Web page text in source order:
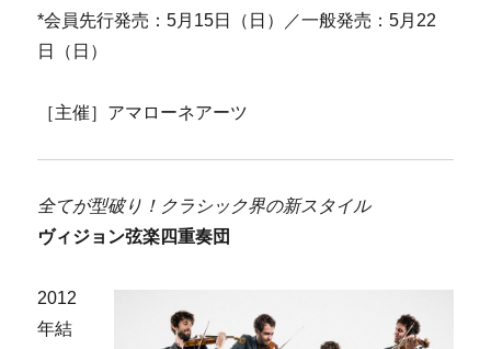
*会員先行発売：5月15日（日）／一般発売：5月22
日（日）
［主催］アマローネアーツ
全てが型破り！クラシック界の新スタイル
ヴィジョン弦楽四重奏団
2012
年結